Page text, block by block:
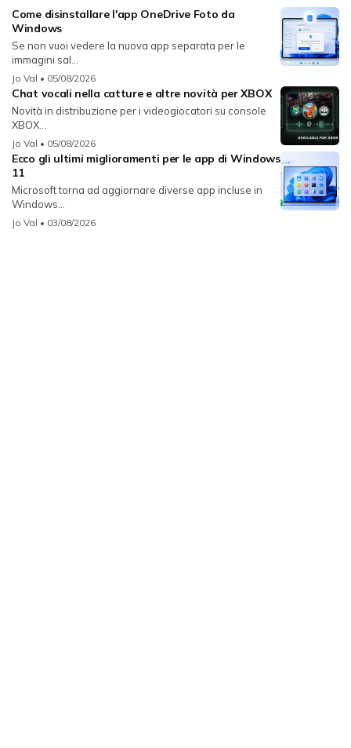
Come disinstallare l'app OneDrive Foto da
Windows
Se non vuoi vedere la nuova app separata per le
immagini sal...
Jo Val • 05/08/2026
Chat vocali nella catture e altre novità per XBOX
Novità in distribuzione per i videogiocatori su console
XBOX...
Jo Val • 05/08/2026
Ecco gli ultimi miglioramenti per le app di Windows
11
Microsoft torna ad aggiornare diverse app incluse in
Windows...
Jo Val • 03/08/2026